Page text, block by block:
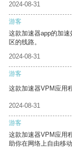
2024-08-31
游客
这款加速器app的加
区的线路。
2024-08-31
游客
这款加速器VPM应用
2024-08-31
游客
这款加速器VPM应用
助你在网络上自由移动